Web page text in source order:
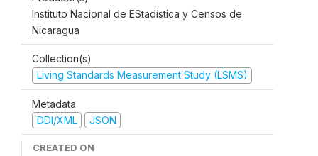
Instituto Nacional de EStadística y Censos de
Nicaragua
Collection(s)
Living Standards Measurement Study (LSMS)
Metadata
DDI/XML
JSON
CREATED ON